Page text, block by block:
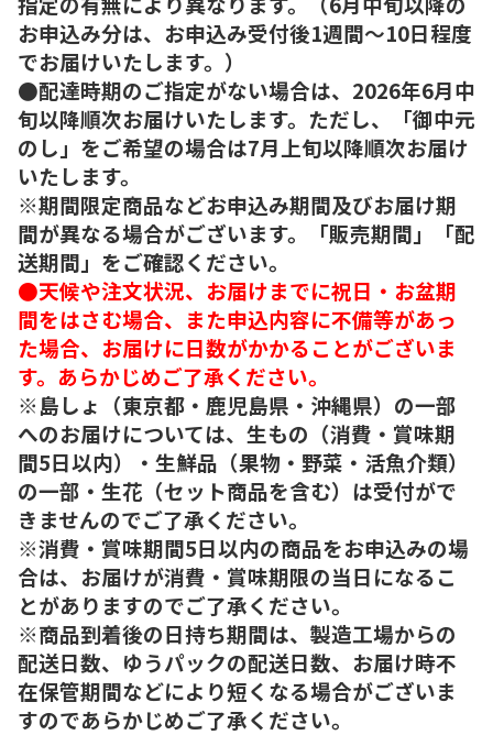
お申込み分は、お申込み受付後1週間～10日程度
でお届けいたします。）
●配達時期のご指定がない場合は、2026年6月中
旬以降順次お届けいたします。ただし、「御中元
のし」をご希望の場合は7月上旬以降順次お届け
いたします。
※期間限定商品などお申込み期間及びお届け期
間が異なる場合がございます。「販売期間」「配
送期間」をご確認ください。
●天候や注文状況、お届けまでに祝日・お盆期
間をはさむ場合、また申込内容に不備等があっ
た場合、お届けに日数がかかることがございま
す。あらかじめご了承ください。
※島しょ（東京都・鹿児島県・沖縄県）の一部
へのお届けについては、生もの（消費・賞味期
間5日以内）・生鮮品（果物・野菜・活魚介類）
の一部・生花（セット商品を含む）は受付がで
きませんのでご了承ください。
※消費・賞味期間5日以内の商品をお申込みの場
合は、お届けが消費・賞味期限の当日になるこ
とがありますのでご了承ください。
※商品到着後の日持ち期間は、製造工場からの
配送日数、ゆうパックの配送日数、お届け時不
在保管期間などにより短くなる場合がございま
すのであらかじめご了承ください。